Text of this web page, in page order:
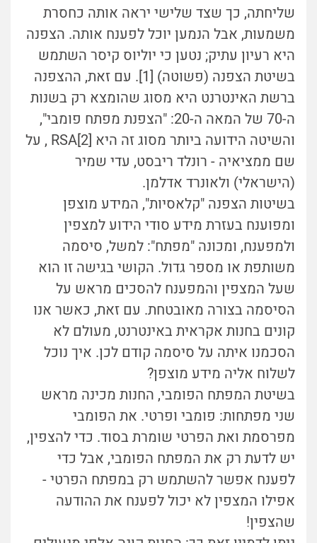
שליחתה, כך שצד שלישי יראה אותה כחסרת
משמעות, אבל הנמען יוכל לפענח אותה. הצפנה
היא רעיון עתיק; נטען כי יוליוס קיסר השתמש
בשיטת הצפנה (פשוטה) [1]. עם זאת, ההצפנה
ברשת האינטרנט היא מסוג שהומצא רק בשנות
ה-70 של המאה ה-20: "הצפנת מפתח פומבי",
והשיטה הידועה ביותר מסוג זה היא RSA[2] , על
שם ממציאיה - רונלד ריבסט, עדי שמיר
(הישראלי) ולאונרד אדלמן.
בשיטות הצפנה "קלאסיות", המידע מוצפן
ומפוענח בעזרת מידע סודי הידוע למצפין
ולמפענח, ומכונה "מפתח": למשל, סיסמה
משותפת או מספר גדול. הקושי בגישה זו הוא
שעל המצפין והמפענח להסכים מראש על
הסיסמה בצורה מאובטחת. עם זאת, כאשר אנו
קונים בחנות אקראית באינטרנט, מעולם לא
הסכמנו איתה על סיסמה קודם לכן. איך נוכל
לשלוח אליה מידע מוצפן?
בשיטת המפתח הפומבי, החנות מכינה מראש
שני מפתחות: פומבי ופרטי. את הפומבי
מפרסמת ואת הפרטי שומרת בסוד. כדי להצפין,
יש לדעת רק את המפתח הפומבי, אבל כדי
לפענח אפשר להשתמש רק במפתח הפרטי -
אפילו המצפין לא יכול לפענח את ההודעה
שהצפין!